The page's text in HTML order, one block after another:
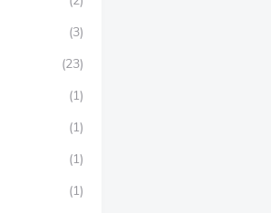
(3)
(23)
(1)
(1)
(1)
(1)